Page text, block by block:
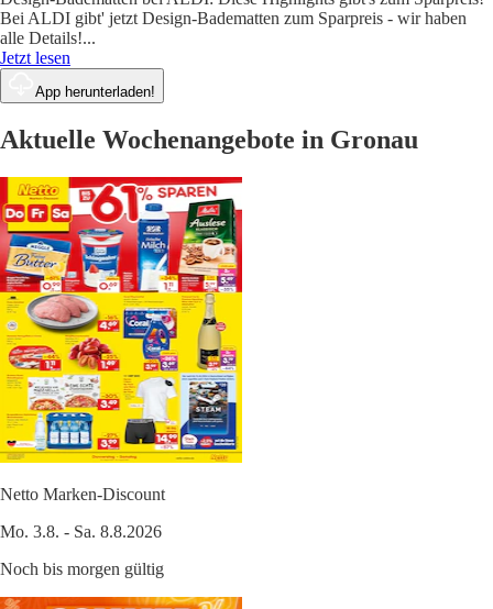
Bei ALDI gibt' jetzt Design-Badematten zum Sparpreis - wir haben
alle Details!...
Jetzt lesen
App herunterladen!
Aktuelle Wochenangebote in Gronau
Netto Marken-Discount
Mo. 3.8. - Sa. 8.8.2026
Noch bis morgen gültig